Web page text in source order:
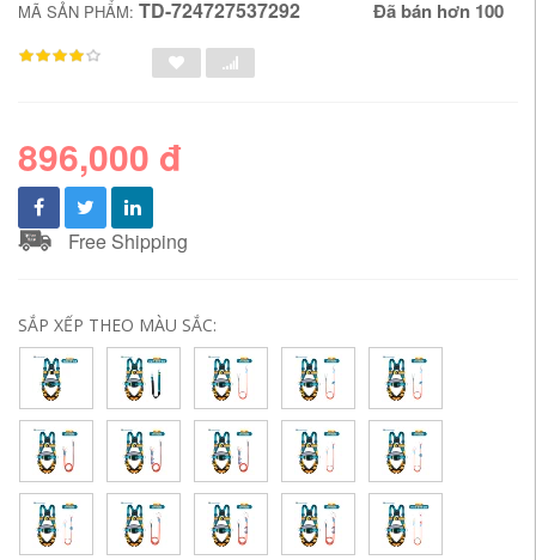
MÃ SẢN PHẨM: TD-724727537292 Đã bán hơn 100
896,000 đ
Free Shipping
SẮP XẾP THEO MÀU SẮC: